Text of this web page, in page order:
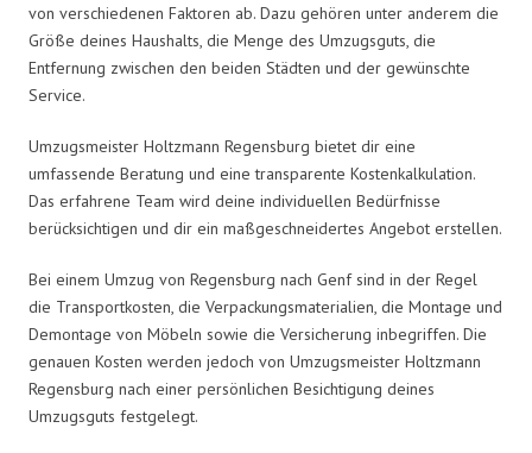
von verschiedenen Faktoren ab. Dazu gehören unter anderem die
Größe deines Haushalts, die Menge des Umzugsguts, die
Entfernung zwischen den beiden Städten und der gewünschte
Service.
Umzugsmeister Holtzmann Regensburg bietet dir eine
umfassende Beratung und eine transparente Kostenkalkulation.
Das erfahrene Team wird deine individuellen Bedürfnisse
berücksichtigen und dir ein maßgeschneidertes Angebot erstellen.
Bei einem Umzug von Regensburg nach Genf sind in der Regel
die Transportkosten, die Verpackungsmaterialien, die Montage und
Demontage von Möbeln sowie die Versicherung inbegriffen. Die
genauen Kosten werden jedoch von Umzugsmeister Holtzmann
Regensburg nach einer persönlichen Besichtigung deines
Umzugsguts festgelegt.